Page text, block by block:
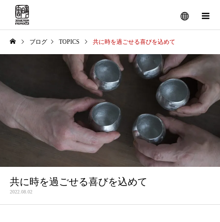
ブログ TOPICS 共に時を過ごせる喜びを込めて
共に時を過ごせる喜びを込めて
2022.08.02